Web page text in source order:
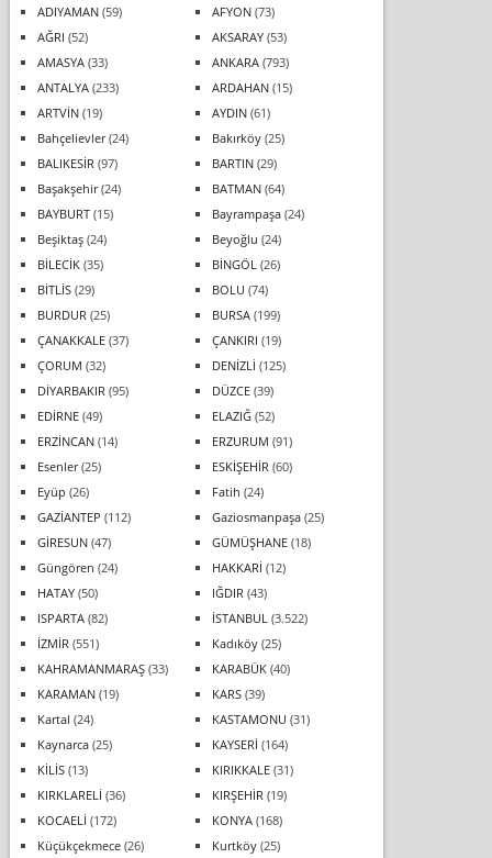
ADIYAMAN(59) AFYON(73)
AĞRI (52) AKSARAY(53)
AMASYA(33) ANKARA(793)
ANTALYA(233) ARDAHAN(15)
ARTVİN(19) AYDIN(61)
Bahçelievler(24) Bakırköy(25)
BALIKESİR (97) BARTIN(29)
Başakşehir(24) BATMAN(64)
BAYBURT(15) Bayrampaşa(24)
Beşiktaş(24) Beyoğlu (24)
BİLECİK(35) BİNGÖL (26)
BİTLİS(29) BOLU (74)
BURDUR (25) BURSA(199)
ÇANAKKALE(37) ÇANKIRI (19)
ÇORUM (32) DENİZLİ (125)
DİYARBAKIR (95) DÜZCE(39)
EDİRNE(49) ELAZIĞ(52)
ERZİNCAN(14) ERZURUM (91)
Esenler(25) ESKİŞEHİR (60)
Eyüp (26) Fatih (24)
GAZİANTEP (112) Gaziosmanpaşa(25)
GİRESUN(47) GÜMÜŞHANE(18)
Güngören (24) HAKKARİ (12)
HATAY(50) IĞDIR (43)
ISPARTA(82) İSTANBUL (3.522)
İZMİR (551) Kadıköy(25)
KAHRAMANMARAŞ(33) KARABÜK(40)
KARAMAN(19) KARS(39)
Kartal (24) KASTAMONU (31)
Kaynarca(25) KAYSERİ (164)
KİLİS(13) KIRIKKALE(31)
KIRKLARELİ (36) KIRŞEHİR (19)
KOCAELİ (172) KONYA(168)
Küçükçekmece(26) Kurtköy(25)